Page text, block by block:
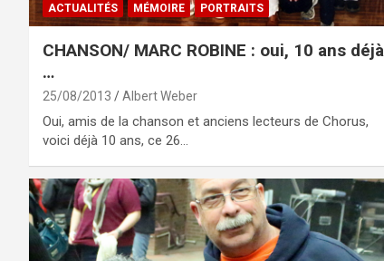
ACTUALITÉS MÉMOIRE PORTRAITS
CHANSON/ MARC ROBINE : oui, 10 ans déjà
…
25/08/2013 Albert Weber
Oui, amis de la chanson et anciens lecteurs de Chorus,
voici déjà 10 ans, ce 26…